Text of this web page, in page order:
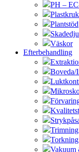
PH –
Plantstöd
Väskor
Efterbehandling
Boveda/
Trimning
Torkning
Vakuum